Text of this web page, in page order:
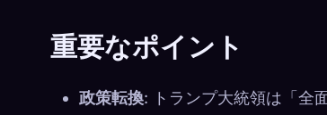
重要なポイント
政策転換: トランプ大統領は「全